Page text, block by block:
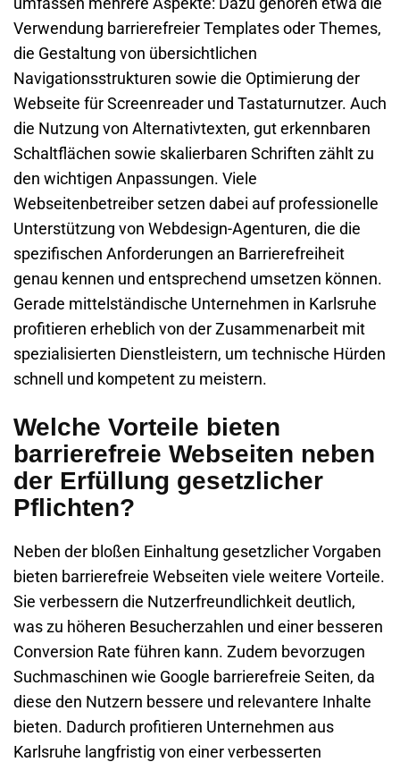
Verwendung barrierefreier Templates oder Themes,
die Gestaltung von übersichtlichen
Navigationsstrukturen sowie die Optimierung der
Webseite für Screenreader und Tastaturnutzer. Auch
die Nutzung von Alternativtexten, gut erkennbaren
Schaltflächen sowie skalierbaren Schriften zählt zu
den wichtigen Anpassungen. Viele
Webseitenbetreiber setzen dabei auf professionelle
Unterstützung von Webdesign-Agenturen, die die
spezifischen Anforderungen an Barrierefreiheit
genau kennen und entsprechend umsetzen können.
Gerade mittelständische Unternehmen in Karlsruhe
profitieren erheblich von der Zusammenarbeit mit
spezialisierten Dienstleistern, um technische Hürden
schnell und kompetent zu meistern.
Welche Vorteile bieten
barrierefreie Webseiten neben
der Erfüllung gesetzlicher
Pflichten?
Neben der bloßen Einhaltung gesetzlicher Vorgaben
bieten barrierefreie Webseiten viele weitere Vorteile.
Sie verbessern die Nutzerfreundlichkeit deutlich,
was zu höheren Besucherzahlen und einer besseren
Conversion Rate führen kann. Zudem bevorzugen
Suchmaschinen wie Google barrierefreie Seiten, da
diese den Nutzern bessere und relevantere Inhalte
bieten. Dadurch profitieren Unternehmen aus
Karlsruhe langfristig von einer verbesserten